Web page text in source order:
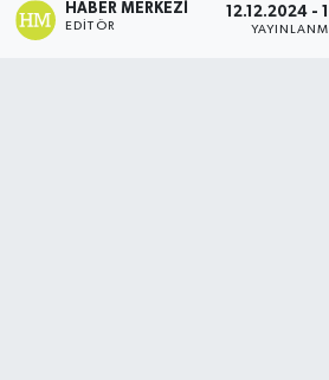
HABER MERKEZI
EDITÖR
12.12.2024 -